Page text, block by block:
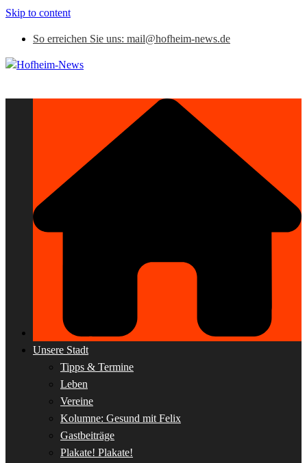
Skip to content
So erreichen Sie uns: mail@hofheim-news.de
Unsere Stadt
Tipps & Termine
Leben
Vereine
Kolumne: Gesund mit Felix
Gastbeiträge
Plakate! Plakate!